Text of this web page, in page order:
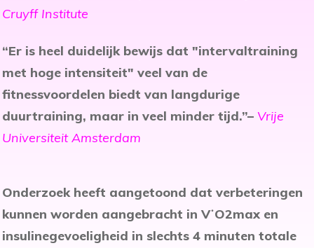
Cruyff Institute
“Er is heel duidelijk bewijs dat "intervaltraining
met hoge intensiteit" veel van de
fitnessvoordelen biedt van langdurige
duurtraining, maar in veel minder tijd.”– Vrije
Universiteit Amsterdam
Onderzoek heeft aangetoond dat verbeteringen
kunnen worden aangebracht in V˙O2max en
insulinegevoeligheid in slechts 4 minuten totale